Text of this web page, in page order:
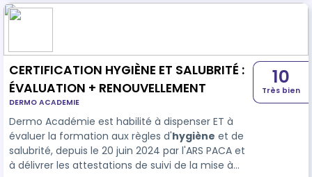
CERTIFICATION HYGIÈNE ET SALUBRITÉ :
ÉVALUATION + RENOUVELLEMENT
DERMO ACADEMIE
Dermo Académie est habilité à dispenser ET à
évaluer la formation aux règles d'hygiène et de
salubrité, depuis le 20 juin 2024 par l'ARS PACA et
à délivrer les attestations de suivi de la mise à
10
Très bien